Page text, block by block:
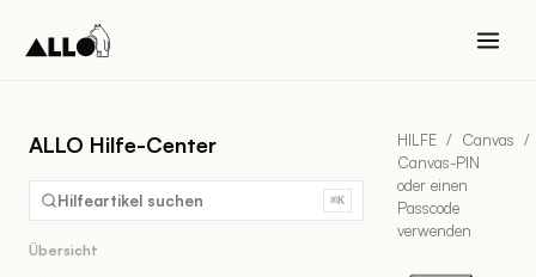
ALLO Hilfe-Center
Hilfeartikel suchen ⌘K
Übersicht
HILFE / Canvas /
Canvas-PIN
oder einen
Passcode
verwenden